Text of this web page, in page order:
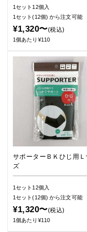
1セット12個入
1セット(12個)から注文可能
¥1,320〜(税込)
1個あたり¥110
サポーターＢＫひじ用Ｌ
ズ
1セット12個入
1セット(12個)から注文可能
¥1,320〜(税込)
1個あたり¥110